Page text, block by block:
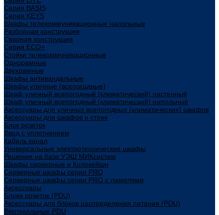
Cерия BASIS
Cерия KEYS
Шкафы телекоммуникационные напольные
Разборная конструкция
Сварная конструкция
Серия ECO+
Стойки телекоммуникационные
Однорамные
Двухрамные
Шкафы антивандальные
Шкафы уличные (всепогодные)
Шкаф уличный всепогодный (климатический) настенный
Шкаф уличный всепогодный (климатический) напольный
Аксессуары для уличных всепогодных (климатических) шкафов
Аксессуары для шкафов и стоек
Блок розеток
Ввод с уплотнением
Кабель канал
Универсальные электротехнические шкафы
Решения на базе УЭШ МИКсистем
Шкафы серверные и Колокейшн
Серверные шкафы серия PRO
Серверные шкафы серии PRO с ламелями
Аксессуары
Блоки розеток (PDU)
Аксессуары для блоков распределения питания (PDU)
Вертикальные PDU